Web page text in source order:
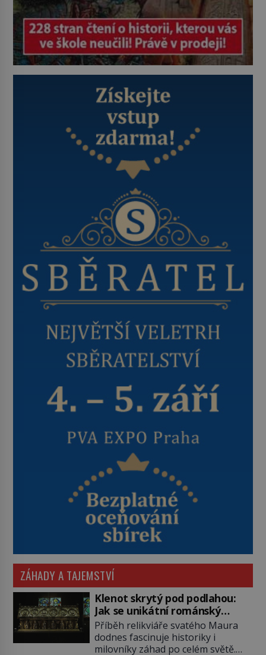
ZÁHADY A TAJEMSTVÍ
Klenot skrytý pod podlahou:
Jak se unikátní románský
poklad dostal do zapadlého
Bečova?
Příběh relikviáře svatého Maura
dodnes fascinuje historiky i
milovníky záhad po celém světě.